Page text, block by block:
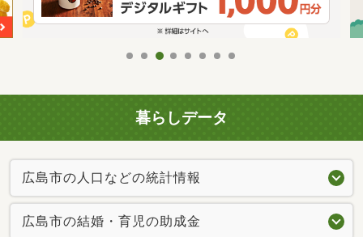
暮らしデータ
広島市の人口などの統計情報
広島市の結婚・育児の助成金